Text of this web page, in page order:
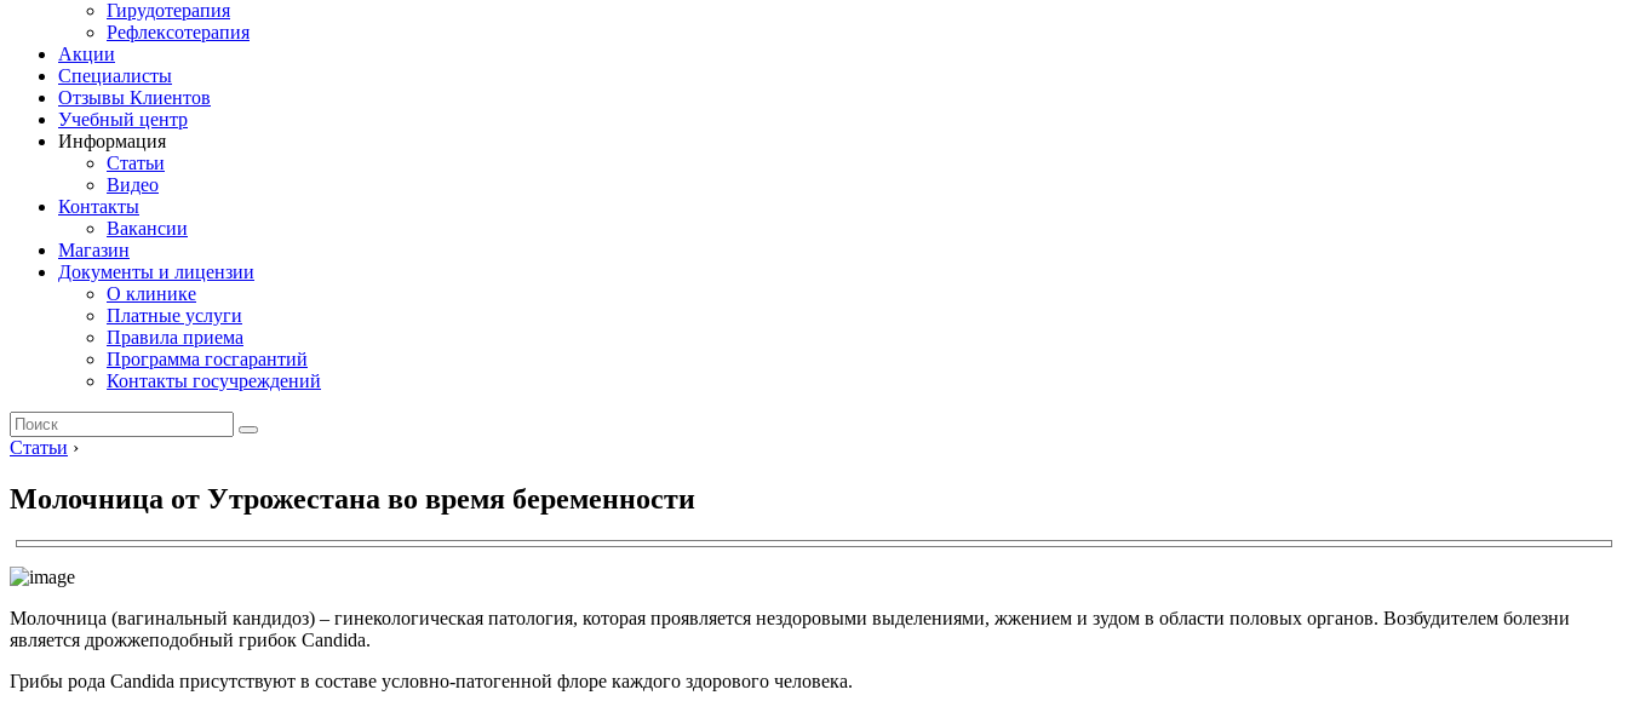
Гирудотерапия
Рефлексотерапия
Акции
Специалисты
Отзывы Клиентов
Учебный центр
Информация
Статьи
Видео
Контакты
Вакансии
Магазин
Документы и лицензии
О клинике
Платные услуги
Правила приема
Программа госгарантий
Контакты госучреждений
Статьи ›
Молочница от Утрожестана во время беременности
Молочница (вагинальный кандидоз) – гинекологическая патология, которая проявляется нездоровыми выделениями, жжением и зудом в области половых органов. Возбудителем болезни
является дрожжеподобный грибок Candida.
Грибы рода Candida присутствуют в составе условно-патогенной флоре каждого здорового человека.